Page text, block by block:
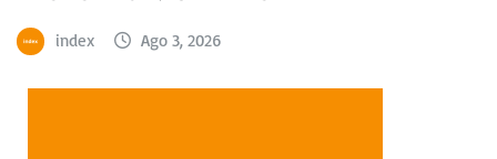
index Ago 3, 2026